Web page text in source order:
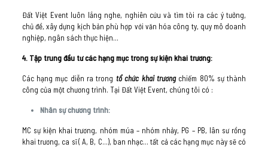
Đất Việt Event luôn lắng nghe, nghiên cứu và tìm tòi ra các ý tưởng,
chủ đề, xây dựng kịch bản phù hợp với văn hóa công ty, quy mô doanh
nghiệp, ngân sách thực hiện…
4. Tập trung đầu tư các hạng mục trong sự kiện khai trương:
Các hạng mục diễn ra trong tổ chức khai trương chiếm 80% sự thành
công của một chương trình. Tại Đất Việt Event, chúng tôi có :
Nhân sự chương trình:
MC sự kiện khai trương, nhóm múa – nhóm nhảy, PG – PB, lân sư rồng
khai trương, ca sĩ ( A, B, C…), ban nhạc… tất cả các hạng mục này sẽ có